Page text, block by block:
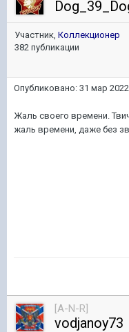
Участник, Коллекционер
382 публикации
Опубликовано: 31 мар
Жаль своего времени.
жаль времени, даже без
[A-N-R]
vodjanoy73